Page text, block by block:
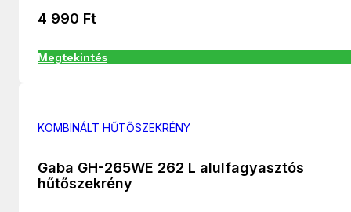
4 990 Ft
Megtekintés
KOMBINÁLT HŰTŐSZEKRÉNY
Gaba GH-265WE 262 L alulfagyasztós
hűtőszekrény